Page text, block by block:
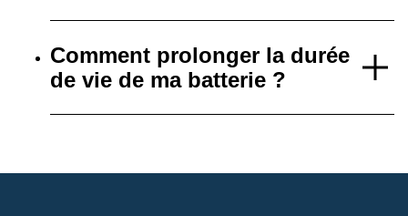
Comment prolonger la durée
de vie de ma batterie ?